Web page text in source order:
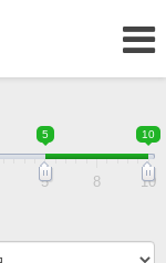
5 10
5 8 10